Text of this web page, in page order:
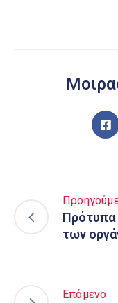
Πρότυπα
των
Επόμενο